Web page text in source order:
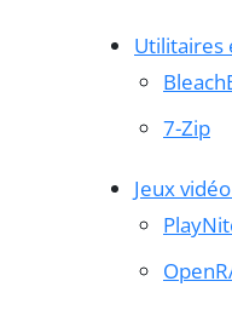
Utilitaires
7-Zip
Jeux